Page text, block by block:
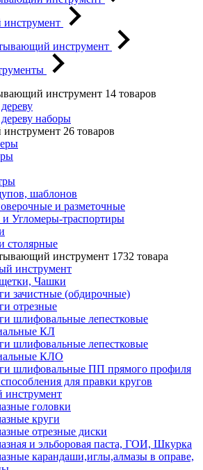
инструмент
инструмент 14 товаров
наборы
26 товаров
шаблонов
и разметочные
Угломеры-траспортиры
столярные
инструмент 1732 товара
инструмент
Чашки
зачистные (обдирочные)
отрезные
шлифовальные лепестковые
КЛ
шлифовальные лепестковые
КЛО
шлифовальные ПП прямого профиля
для правки кругов
инструмент
головки
круги
отрезные диски
и эльборовая паста, ГОИ, Шкурка
карандаши,иглы,алмазы в оправе,